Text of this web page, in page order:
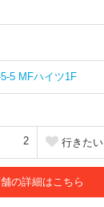
5 MFハイツ1F
2 行きたい
の詳細はこちら